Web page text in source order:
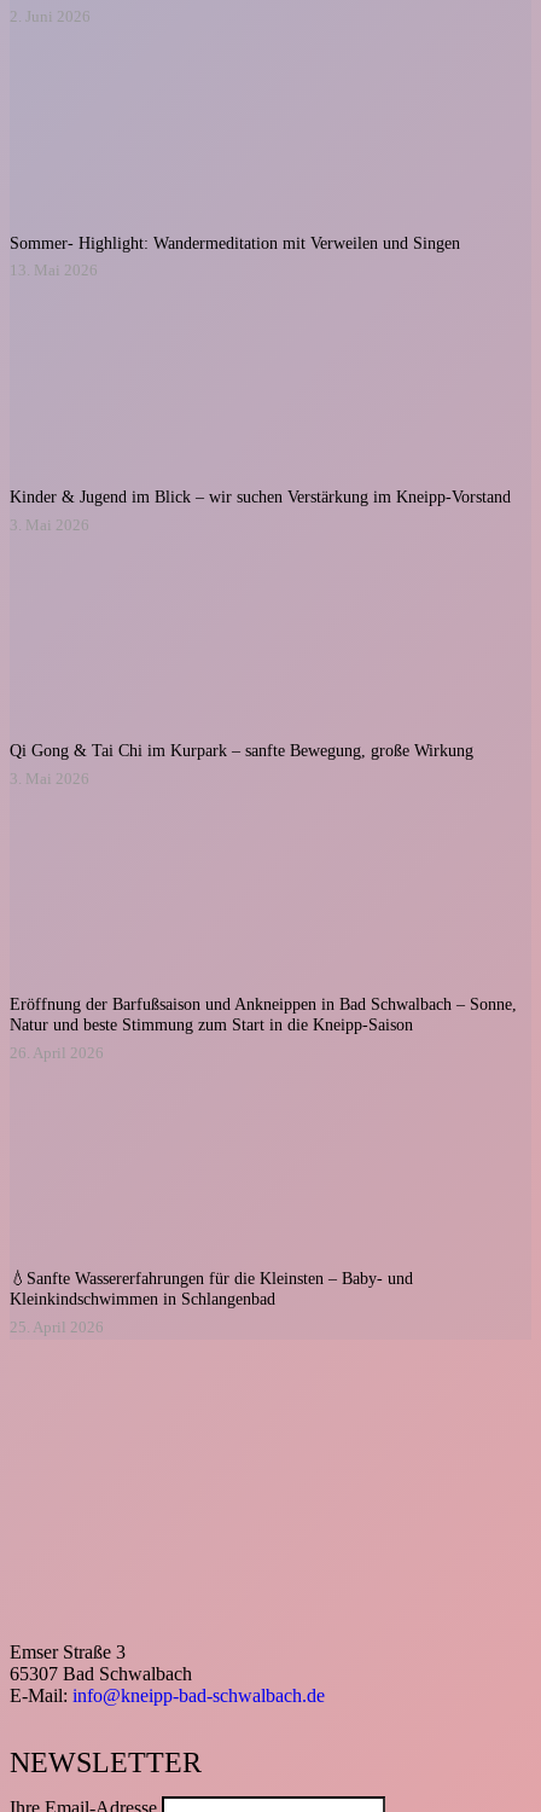
2. Juni 2026
Sommer- Highlight: Wandermeditation mit Verweilen und Singen
13. Mai 2026
Kinder & Jugend im Blick – wir suchen Verstärkung im Kneipp-Vorstand
3. Mai 2026
Qi Gong & Tai Chi im Kurpark – sanfte Bewegung, große Wirkung
3. Mai 2026
Eröffnung der Barfußsaison und Ankneippen in Bad Schwalbach – Sonne,
Natur und beste Stimmung zum Start in die Kneipp-Saison
26. April 2026
💧Sanfte Wassererfahrungen für die Kleinsten – Baby- und
Kleinkindschwimmen in Schlangenbad
25. April 2026
Emser Straße 3
65307 Bad Schwalbach
E-Mail: info@kneipp-bad-schwalbach.de
NEWSLETTER